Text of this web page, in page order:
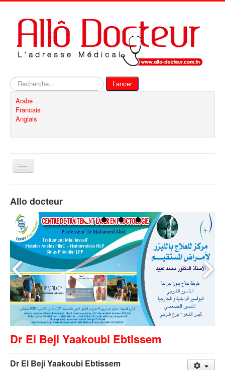
Rechercher
Lancer
Arabe
Francais
Anglais
Basculer
Contact
Allo docteur
Dr El Beji Yaakoubi Ebtissem
Dr El Beji Yaakoubi Ebtissem